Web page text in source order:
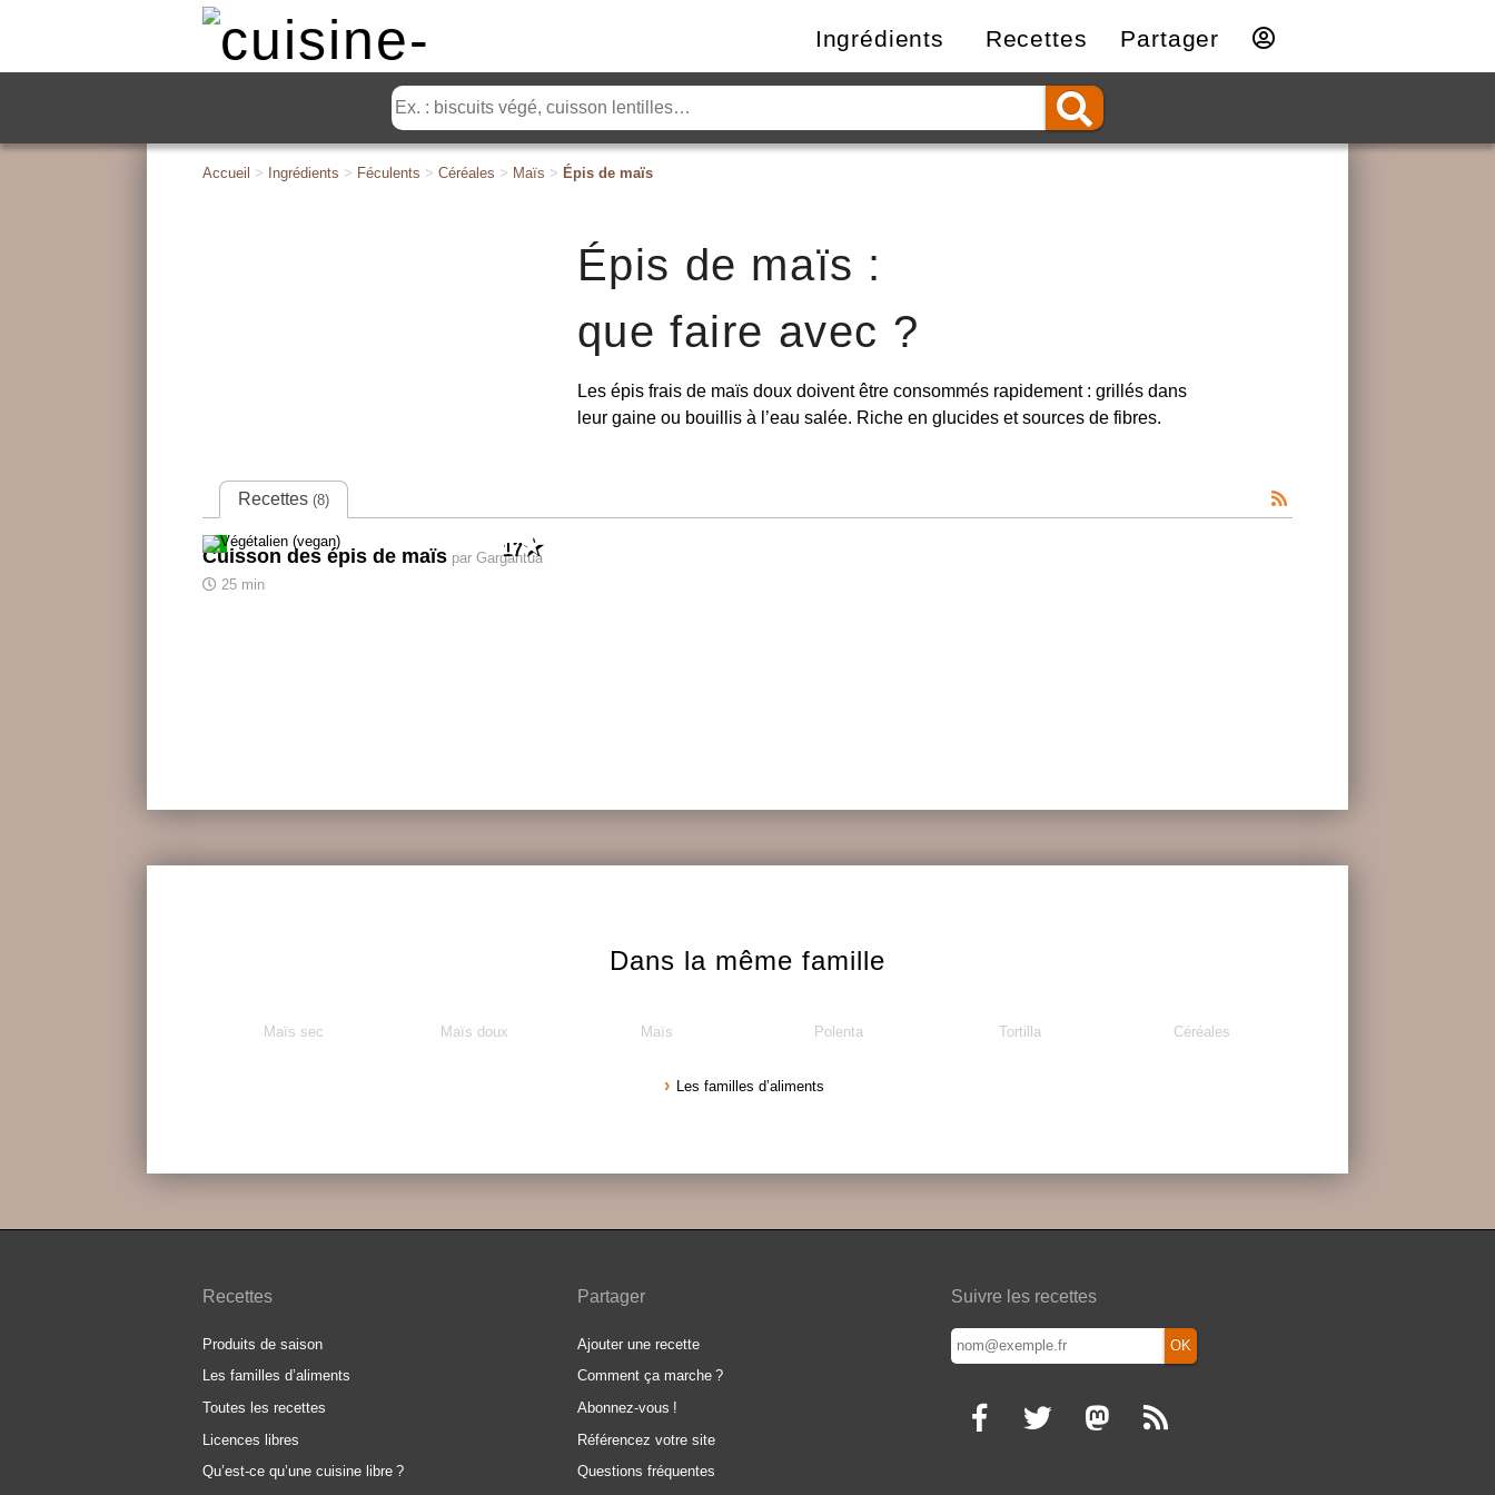
Ingrédients Recettes Partager
Accueil > Ingrédients > Féculents > Céréales > Maïs > Épis de maïs
Épis de maïs :
que faire avec ?
Les épis frais de maïs doux doivent être consommés rapidement : grillés dans
leur gaine ou bouillis à l’eau salée. Riche en glucides et sources de fibres.
Recettes (8)
Cuisson des épis de maïs par Gargantua
25 min
17
Dans la même famille
Maïs sec Maïs doux Maïs Polenta Tortilla Céréales
Les familles d’aliments
Recettes
Produits de saison
Les familles d’aliments
Toutes les recettes
Licences libres
Qu’est-ce qu’une cuisine libre ?
Partager
Ajouter une recette
Comment ça marche ?
Abonnez-vous !
Référencez votre site
Questions fréquentes
Suivre les recettes
OK